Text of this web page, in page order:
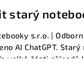
starý
nebo SSD
s.r.o. |
AI ChatGPT.
velké části případů